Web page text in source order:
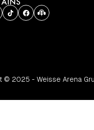
© 2025 - Weisse Arena